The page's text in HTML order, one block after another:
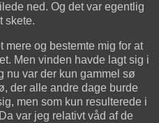
ned. Og det var egentlig
skete.
mere og bestemte mig for at
Men vinden havde lagt sig i
nu var der kun gammel sø
der alle andre dage burde
men som kun resulterede i
var jeg relativt våd af de